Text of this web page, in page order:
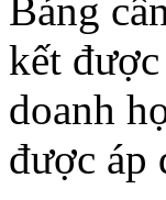
Bảng
kết
doanh
được áp